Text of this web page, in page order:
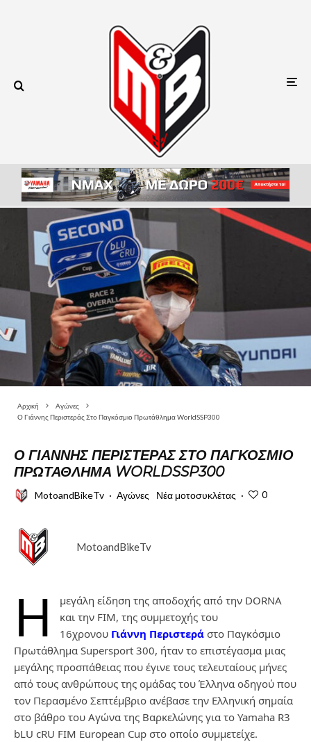
Αρχική
Αγώνες
Ο Γιάννης Περιστεράς Στο Παγκόσμιο Πρωτάθλημα WorldSSP300
Ο ΓΙΆΝΝΗΣ ΠΕΡΙΣΤΕΡΆΣ ΣΤΟ ΠΑΓΚΌΣΜΙΟ
ΠΡΩΤΆΘΛΗΜΑ WORLDSSP300
MotoandBikeTv · Αγώνες Νέα μοτοσυκλέτας · 0
MotoandBikeTv
H
μεγάλη είδηση της αποδοχής από την DORNA
και την FIΜ, της συμμετοχής του
16χρονου Γιάννη Περιστερά στο Παγκόσμιο
Πρωτάθλημα Supersport 300, ήταν το επιστέγασμα μιας
μεγάλης προσπάθειας που έγινε τους τελευταίους μήνες
από τους ανθρώπους της ομάδας του Έλληνα οδηγού που
τον Περασμένο Σεπτέμβριο ανέβασε την Ελληνική σημαία
στο βάθρο του Αγώνα της Βαρκελώνης για το Yamaha R3
bLU cRU FIM European Cup στο οποίο συμμετείχε.